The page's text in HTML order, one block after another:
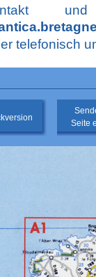
telefonisch
Seite